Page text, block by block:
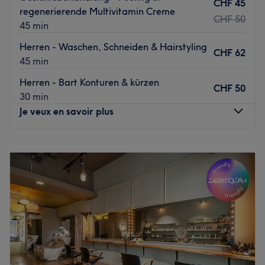
buchen Sie jetzt Ihren Beauty-Termin online!
regenerierende Multivitamin Creme
45 min
CHF 45
CHF 50
Herren - Waschen, Schneiden & Hairstyling
45 min
CHF 62
Herren - Bart Konturen & kürzen
30 min
CHF 50
Je veux en savoir plus
Mardi
09:00
20:00
Mercredi
20:00
Jeudi
–20:00
Vendredi
09:00–20:00
Samedi
09:00– 18:30
Dimanche
Fermé
MASTERCLASS Barbiere & Parrucchiere è un rinomato